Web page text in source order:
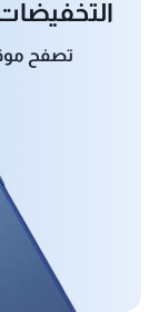
التخفيضات
تصفح